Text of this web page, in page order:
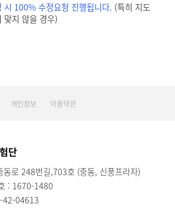
시 100% 수정요청 진행됩니다. (특히 지도
맞지 않을 경우)
개인정보 이용약관
단
로 248번길,703호 (중동, 신풍프라자)
: 1670-1480
42-04613